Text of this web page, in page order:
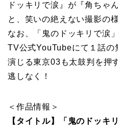
ドッキリで涙』が『角ちゃ
と、笑いの絶えない撮影の
なお、「鬼のドッキリで涙
TV公式YouTubeにて１話の
演じる東京03も太鼓判を押
逃しなく！
＜作品情報＞
【タイトル】「鬼のドッキ